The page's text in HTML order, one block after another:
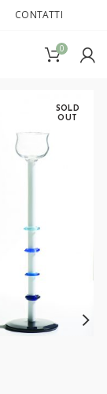
CONTATTI
0
SOLD
OUT